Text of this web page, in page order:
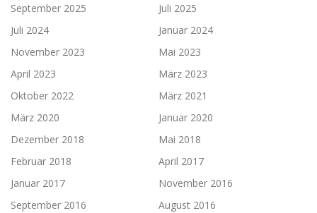
September 2025
Juli 2025
Juli 2024
Januar 2024
November 2023
Mai 2023
April 2023
März 2023
Oktober 2022
März 2021
März 2020
Januar 2020
Dezember 2018
Mai 2018
Februar 2018
April 2017
Januar 2017
November 2016
September 2016
August 2016